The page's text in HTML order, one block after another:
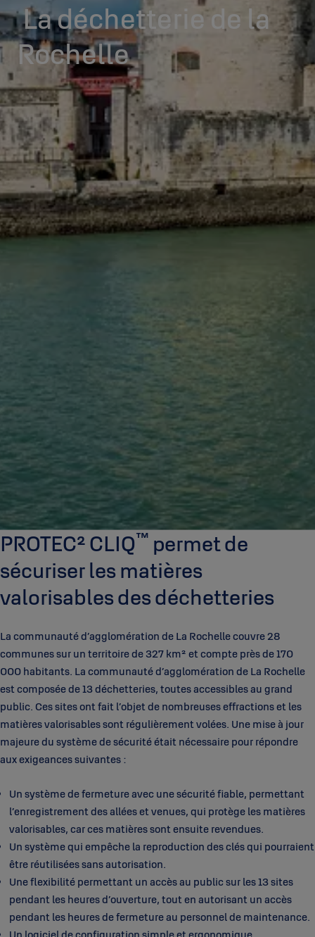
La déchetterie de la
Rochelle
PROTEC² CLIQ™ permet de
sécuriser les matières
valorisables des déchetteries
La communauté d’agglomération de La Rochelle couvre 28
communes sur un territoire de 327 km² et compte près de 170
000 habitants. La communauté d’agglomération de La Rochelle
est composée de 13 déchetteries, toutes accessibles au grand
public. Ces sites ont fait l’objet de nombreuses effractions et les
matières valorisables sont régulièrement volées. Une mise à jour
majeure du système de sécurité était nécessaire pour répondre
aux exigeances suivantes :
Un système de fermeture avec une sécurité fiable, permettant
l’enregistrement des allées et venues, qui protège les matières
valorisables, car ces matières sont ensuite revendues.
Un système qui empêche la reproduction des clés qui pourraient
être réutilisées sans autorisation.
Une flexibilité permettant un accès au public sur les 13 sites
pendant les heures d’ouverture, tout en autorisant un accès
pendant les heures de fermeture au personnel de maintenance.